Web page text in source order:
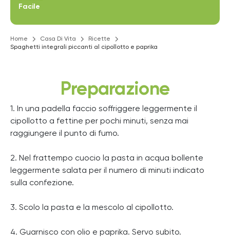
Facile
Home Casa Di Vita
Ricette
Spaghetti integrali piccanti al cipollotto e paprika
Preparazione
1. In una padella faccio soffriggere leggermente il
cipollotto a fettine per pochi minuti, senza mai
raggiungere il punto di fumo.
2. Nel frattempo cuocio la pasta in acqua bollente
leggermente salata per il numero di minuti indicato
sulla confezione.
3. Scolo la pasta e la mescolo al cipollotto.
4. Guarnisco con olio e paprika. Servo subito.